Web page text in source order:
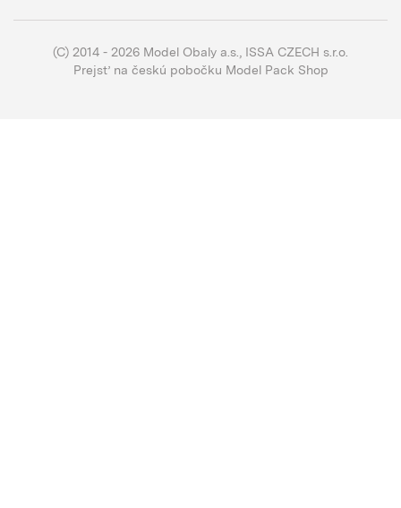
(C) 2014 - 2026 Model Obaly a.s., ISSA CZECH s.r.o.
Prejsť na českú pobočku Model Pack Shop